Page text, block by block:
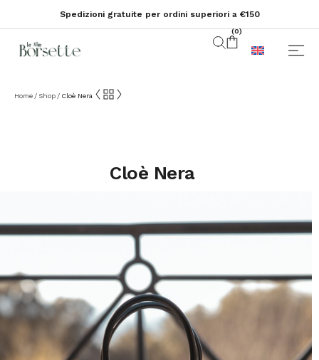
Spedizioni gratuite per ordini superiori a €150
(0)
Home / Shop / Cloè Nera
Cloè Nera